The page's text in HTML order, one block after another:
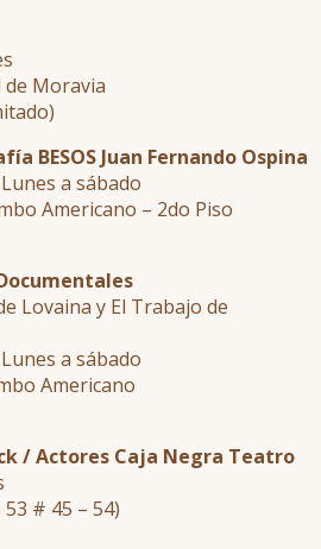
Moravia
BESOS Juan Fernando Ospina
a sábado
Americano – 2do Piso
Lovaina y El Trabajo de
a sábado
Americano
/ Actores Caja Negra Teatro
53 # 45 – 54)